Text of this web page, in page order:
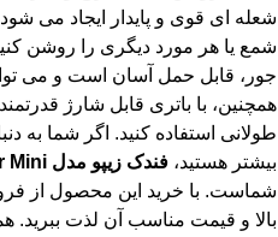
شعله ای قوی و پایدار ایجاد می
شمع یا هر مورد دیگری را روشن
جور، قابل حمل آسان است و می
همچنین، با باتری قابل شارژ
طولانی استفاده کنید. اگر شما به
بیشتر هستید،فندک زیپو مدل Anker Mini کد 2006519
شماست. با خرید این محصول از